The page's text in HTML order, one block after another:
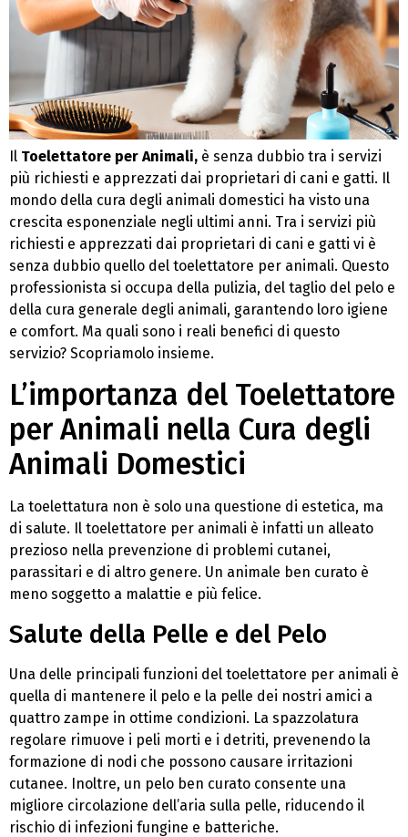
Il Toelettatore per Animali, è senza dubbio tra i servizi
più richiesti e apprezzati dai proprietari di cani e gatti. Il
mondo della cura degli animali domestici ha visto una
crescita esponenziale negli ultimi anni. Tra i servizi più
richiesti e apprezzati dai proprietari di cani e gatti vi è
senza dubbio quello del toelettatore per animali. Questo
professionista si occupa della pulizia, del taglio del pelo e
della cura generale degli animali, garantendo loro igiene
e comfort. Ma quali sono i reali benefici di questo
servizio? Scopriamolo insieme.
L’importanza del Toelettatore
per Animali nella Cura degli
Animali Domestici
La toelettatura non è solo una questione di estetica, ma
di salute. Il toelettatore per animali è infatti un alleato
prezioso nella prevenzione di problemi cutanei,
parassitari e di altro genere. Un animale ben curato è
meno soggetto a malattie e più felice.
Salute della Pelle e del Pelo
Una delle principali funzioni del toelettatore per animali è
quella di mantenere il pelo e la pelle dei nostri amici a
quattro zampe in ottime condizioni. La spazzolatura
regolare rimuove i peli morti e i detriti, prevenendo la
formazione di nodi che possono causare irritazioni
cutanee. Inoltre, un pelo ben curato consente una
migliore circolazione dell’aria sulla pelle, riducendo il
rischio di infezioni fungine e batteriche.